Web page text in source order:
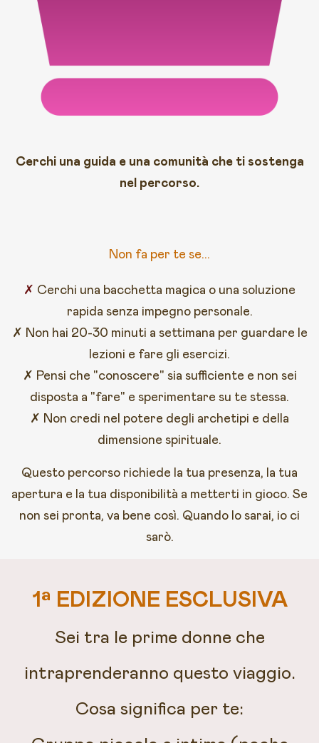
Cerchi una guida e una comunità che ti sostenga
nel percorso.
Non fa per te se...
✗ Cerchi una bacchetta magica o una soluzione
rapida senza impegno personale.
✗ Non hai 20-30 minuti a settimana per guardare le
lezioni e fare gli esercizi.
✗ Pensi che "conoscere" sia sufficiente e non sei
disposta a "fare" e sperimentare su te stessa.
✗ Non credi nel potere degli archetipi e della
dimensione spirituale.
Questo percorso richiede la tua presenza, la tua
apertura e la tua disponibilità a metterti in gioco. Se
non sei pronta, va bene così. Quando lo sarai, io ci
sarò.
1ª EDIZIONE ESCLUSIVA
Sei tra le prime donne che
intraprenderanno questo viaggio.
Cosa significa per te: